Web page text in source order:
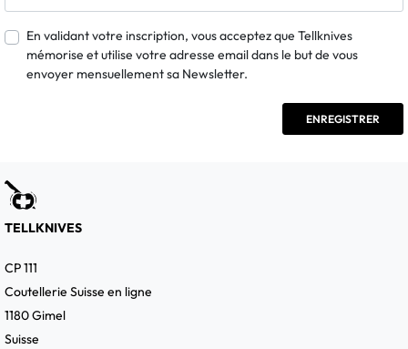
En validant votre inscription, vous acceptez que Tellknives
mémorise et utilise votre adresse email dans le but de vous
envoyer mensuellement sa Newsletter.
TELLKNIVES
CP 111
Coutellerie Suisse en ligne
1180 Gimel
Suisse